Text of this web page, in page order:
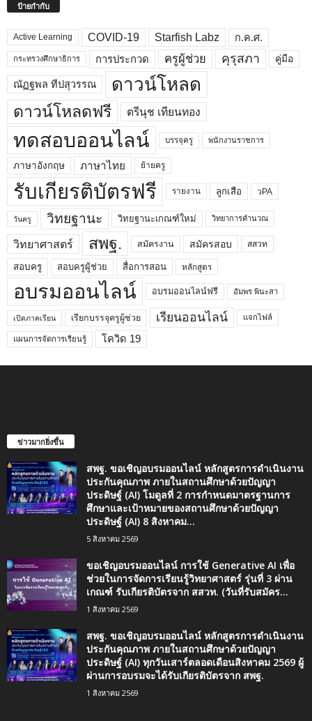
ป้ายกำกับ
Active Learning COVID-19 Starfish Labz ก.ค.ศ.
กระทรวงศึกษาธิการ การประกวด ครูผู้ช่วย คุรุสภา คู่มือ
ณัฏฐพล ทีปสุวรรณ ดาวน์โหลด
ดาวน์โหลดฟรี ตรีนุช เทียนทอง
ทดสอบออนไลน์ บรรจุครู พนักงานราชการ
ภาษาอังกฤษ ภาษาไทย ย้ายครู
รับเกียรติบัตรฟรี รายงาน ลูกเสือ วPA
วันครู วิทยฐานะ วิทยฐานะเกณฑ์ใหม่ วิทยาการคำนวณ
วิทยาศาสตร์ สพฐ. สมัครงาน สมัครสอบ สสวท
สอบครู สอบครูผู้ช่วย สื่อการสอน หลักสูตร
อบรมออนไลน์ อบรมออนไลน์ฟรี อัมพร พินะสา
เปิดภาคเรียน เรียกบรรจุครูผู้ช่วย เรียนออนไลน์ แจกไฟล์
แผนการจัดการเรียนรู้ โควิด 19
ข่าวมากยิ่งขึ้น
สพฐ. ขอเชิญอบรมออนไลน์ หลักสูตรการดำเนินงาน
ประกันคุณภาพ ภายในสถานศึกษาด้วยปัญญา
ประดิษฐ์ (AI) โมดูลที่ 2 การกำหนดมาตรฐานการ
ศึกษาและเป้าหมายของสถานศึกษาด้วยปัญญา
ประดิษฐ์ (AI) 8 สิงหาคม...
5 สิงหาคม 2569
ขอเชิญอบรมออนไลน์ การใช้ Generative AI เพื่อ
ช่วยในการจัดการเรียนรู้วิทยาศาสตร์ รุ่นที่ 3 ผ่าน
เกณฑ์ รับเกียรติบัตรจาก สสวท. (วันที่รับสมัคร...
1 สิงหาคม 2569
สพฐ. ขอเชิญอบรมออนไลน์ หลักสูตรการดำเนินงาน
ประกันคุณภาพ ภายในสถานศึกษาด้วยปัญญา
ประดิษฐ์ (AI) ทุกวันเสาร์ตลอดเดือนสิงหาคม 2569 ผู้
ผ่านการอบรมจะได้รับเกียรติบัตรจาก สพฐ.
1 สิงหาคม 2569